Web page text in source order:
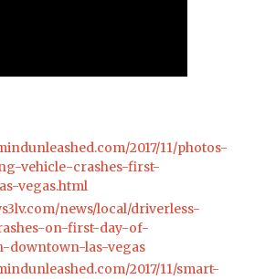
2017/11/photos-
vehicle-crashes-first-
vegas.html
news/local/driverless-
on-first-day-of-
downtown-las-vegas
2017/11/smart-